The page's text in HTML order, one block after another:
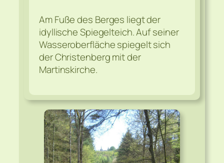
Am Fuße des Berges liegt der
idyllische Spiegelteich. Auf seiner
Wasseroberfläche spiegelt sich
der Christenberg mit der
Martinskirche.